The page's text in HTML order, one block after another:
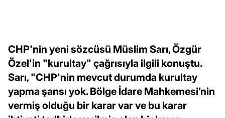
CHP'nin yeni sözcüsü Müslim Sarı, Özgür
Özel'in "kurultay" çağrısıyla ilgili konuştu.
Sarı, "CHP'nin mevcut durumda kurultay
yapma şansı yok. Bölge İdare Mahkemesi’nin
vermiş olduğu bir karar var ve bu karar